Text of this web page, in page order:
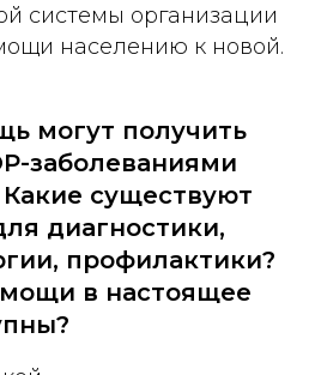
системы организации
населению к новой.
могут получить
заболеваниями
существуют
диагностики,
профилактики?
в настоящее